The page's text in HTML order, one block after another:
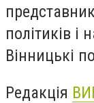
політиків і
Вінницькі
Редакція